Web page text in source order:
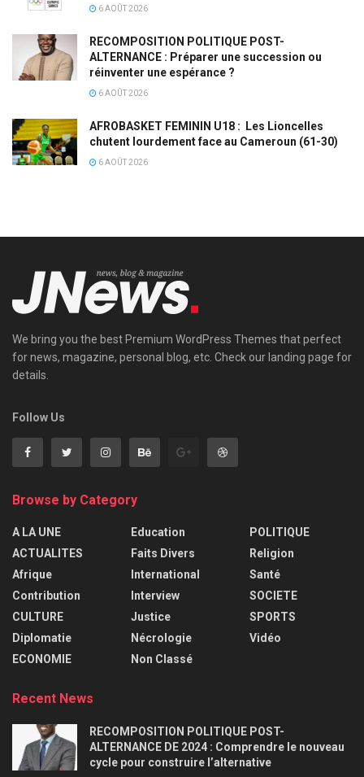
6 AOÛT 2026
RECOMPOSITION POLITIQUE POST-
ALTERNANCE : Préparer une succession ou
réinventer une espérance ?
6 AOÛT 2026
AFROBASKET FEMININ U18 : Les Lioncelles
chutent lourdement face au Cameroun (61-30)
6 AOÛT 2026
We bring you the best Premium WordPress Themes that perfect
for news, magazine, personal blog, etc. Check our landing page for
details.
Follow Us
Browse by Category
A LA UNE
ACTUALITES
Afrique
Contribution
CULTURE
Diplomatie
ECONOMIE
Education
Faits Divers
International
Interview
Justice
Nécrologie
Non Classé
POLITIQUE
Religion
Santé
SOCIETE
SPORTS
Vidéo
Recent News
RECOMPOSITION POLITIQUE POST-
ALTERNANCE DE 2024 : Comprendre le nouveau
cycle pour construire l’alternative